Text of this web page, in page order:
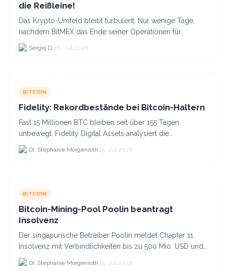
die Reißleine!
Das Krypto-Umfeld bleibt turbulent. Nur wenige Tage,
nachdem BitMEX das Ende seiner Operationen für
September 2026 bekannt gegeben hat, zieht nun die
nächste gr...
Sergej D.26. Jul 2026
BITCOIN
Fidelity: Rekordbestände bei Bitcoin-Haltern
Fast 15 Millionen BTC bleiben seit über 155 Tagen
unbewegt. Fidelity Digital Assets analysiert die
Anlegerüberzeugung trotz Kursverlusten und einem
BTC-Preis.
Dr. Stephanie Morgenroth25. Jul 2026
BITCOIN
Bitcoin-Mining-Pool Poolin beantragt
Insolvenz
Der singapurische Betreiber Poolin meldet Chapter 11
Insolvenz mit Verbindlichkeiten bis zu 500 Mio. USD und
plant den Verkauf zweier Texas-Standorte für.
Dr. Stephanie Morgenroth24. Jul 2026